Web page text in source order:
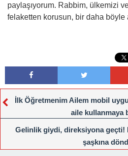
paylaşıyorum. Rabbim, ülkemizi
felaketten korusun, bir daha böyle
İlk Öğretmenim Ailem mobil
aile kullanmaya
Gelinlik giydi, direksiyona geçti!
şaşkına